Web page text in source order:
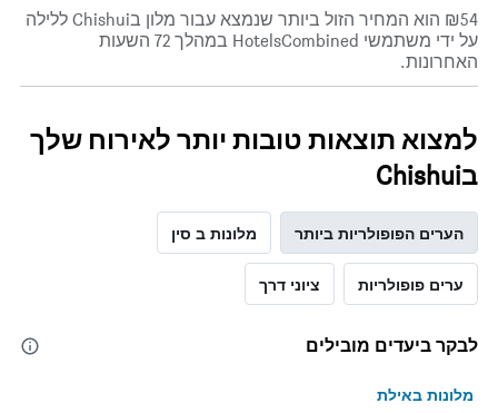
₪54 הוא המחיר הזול ביותר שנמצא עבור מלון בChishui ללילה
על ידי משתמשי HotelsCombined במהלך 72 השעות
האחרונות.
למצוא תוצאות טובות יותר לאירוח שלך
בChishui
הערים הפופולריות ביותר מלונות ב סין
ערים פופולריות ציוני דרך
לבקר ביעדים מובילים
מלונות באילת